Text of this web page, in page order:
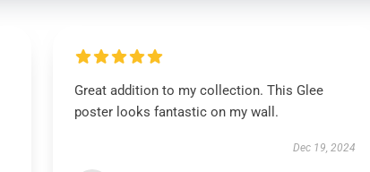
Great addition to my collection. This Glee
poster looks fantastic on my wall.
Dec 19, 2024